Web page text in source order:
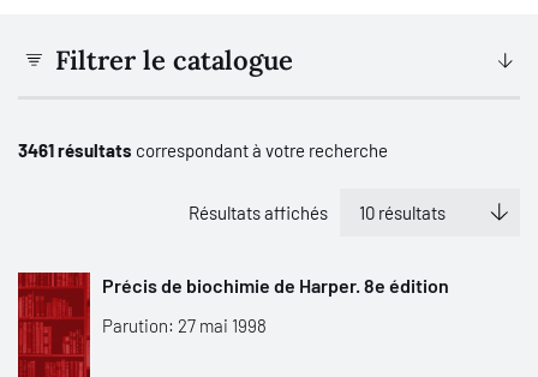
Filtrer le catalogue
3461 résultats correspondant à votre recherche
Résultats affichés
Précis de biochimie de Harper. 8e édition
Parution: 27 mai 1998